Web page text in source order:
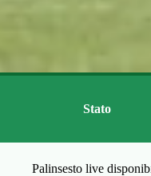
Stato
Palinsesto live